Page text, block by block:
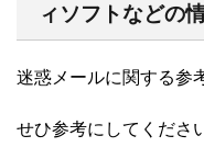
ィソフトなどの
迷惑メールに関する参
せひ参考にしてくださ